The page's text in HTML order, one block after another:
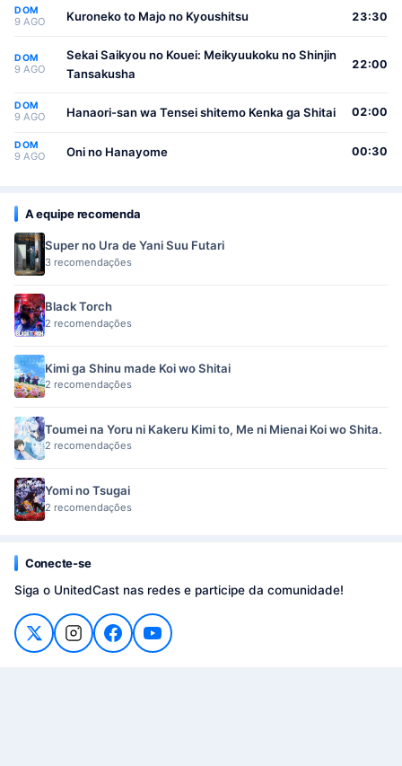
Osewa suru Koto ni Narimashita
DOM
9 AGO Kuroneko to Majo no Kyoushitsu 23:30
DOM
9 AGO
Sekai Saikyou no Kouei: Meikyuukoku no Shinjin
Tansakusha
22:00
DOM
9 AGO Hanaori-san wa Tensei shitemo Kenka ga Shitai 02:00
DOM
9 AGO Oni no Hanayome 00:30
A equipe recomenda
Super no Ura de Yani Suu Futari
3 recomendações
Black Torch
2 recomendações
Kimi ga Shinu made Koi wo Shitai
2 recomendações
Toumei na Yoru ni Kakeru Kimi to, Me ni Mienai Koi wo Shita.
2 recomendações
Yomi no Tsugai
2 recomendações
Conecte-se
Siga o UnitedCast nas redes e participe da comunidade!